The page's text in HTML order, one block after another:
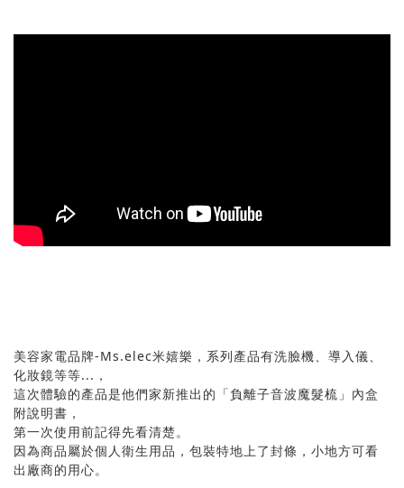
美容家電品牌-Ms.elec米嬉樂，系列產品有洗臉機、導入儀、
化妝鏡等等...，
這次體驗的產品是他們家新推出的「負離子音波魔髮梳」內盒
附說明書，
第一次使用前記得先看清楚。
因為商品屬於個人衛生用品，包裝特地上了封條，小地方可看
出廠商的用心。